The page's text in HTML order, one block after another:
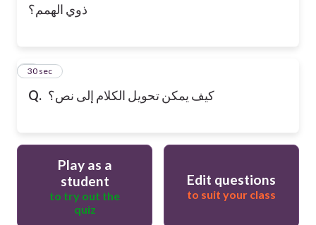
ذوي الهمم؟
Q. كيف يمكن تحويل الكلام إلى نص؟
6
30 sec
Play as a
student
to try out the
quiz
Edit questions
to suit your class